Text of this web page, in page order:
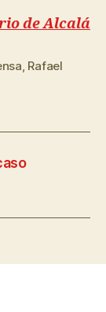
de Alcalá
Rafael